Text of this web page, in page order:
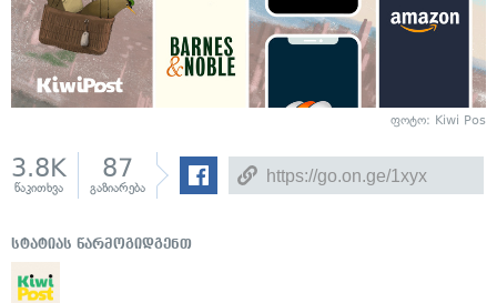
ფოტო: Kiwi Pos
3.8K
წაკითხვა
87
გაზიარება
სტატიას წარმოგიდგენთ